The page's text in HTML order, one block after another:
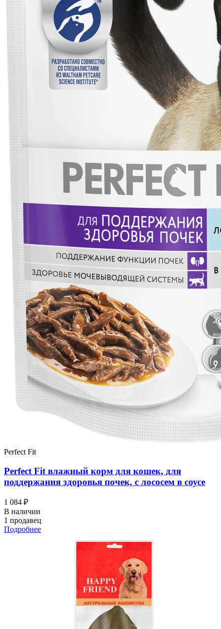
Perfect Fit
Perfect Fit влажный корм для кошек, для
поддержания здоровья почек, с лососем в соусе
1 084 ₽
В наличии
1 продавец
Подробнее